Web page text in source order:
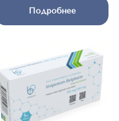
Подробнее